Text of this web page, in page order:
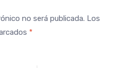
no será publicada. Los
*